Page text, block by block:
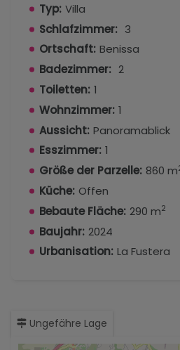
Typ: Villa
Schlafzimmer: 3
Ortschaft: Benissa
Badezimmer: 2
Toiletten: 1
Wohnzimmer: 1
Aussicht: Panoramablick
Esszimmer: 1
Größe der Parzelle: 860 m
Küche: Offen
Bebaute Fläche: 290 m2
Baujahr: 2024
Urbanisation: La Fustera
Ungefähre Lage